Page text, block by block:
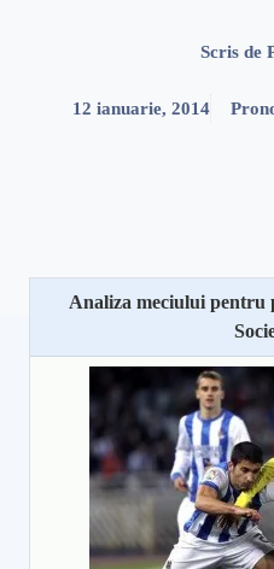
Scris de
12 ianuarie, 2014
Analiza meciului